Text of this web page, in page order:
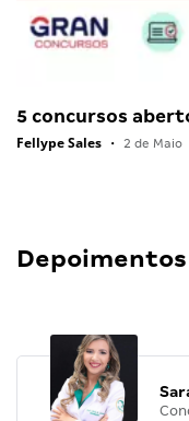
5 concursos
Fellype Sales • 2 de Maio